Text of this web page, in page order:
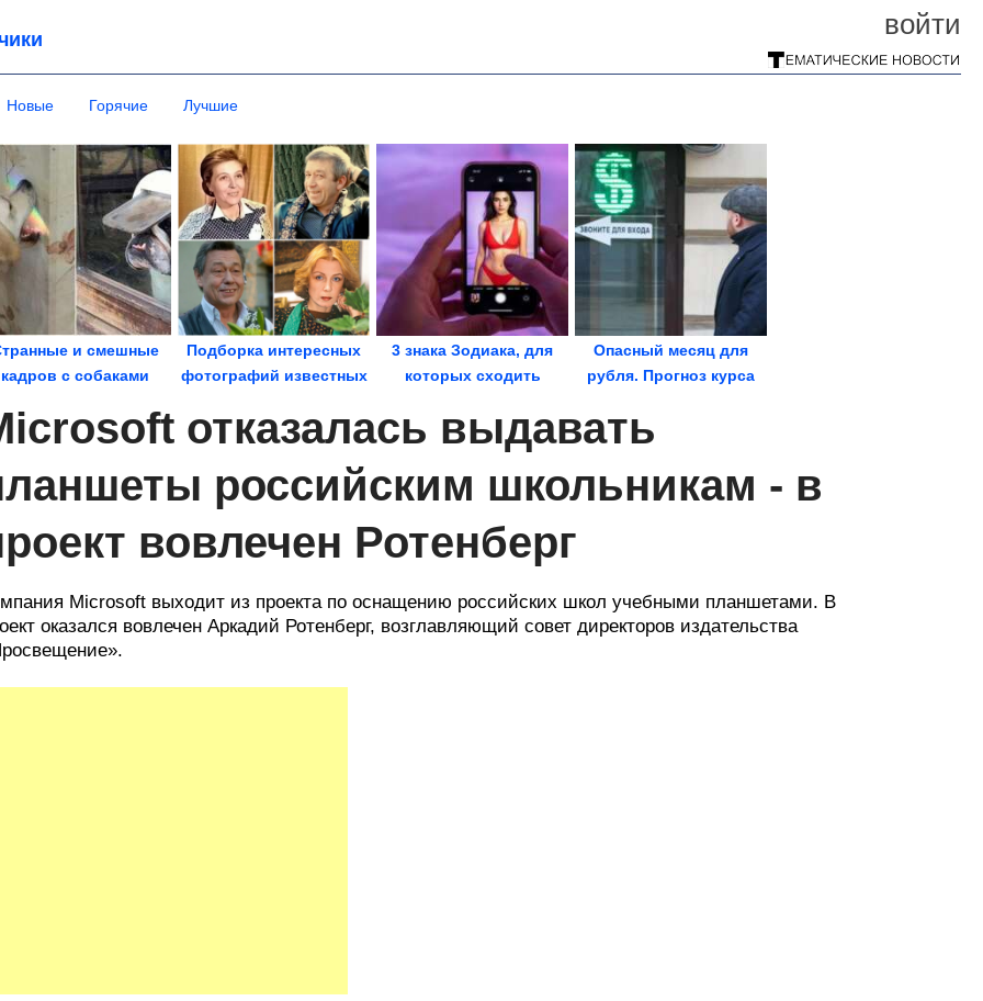
войти
Новые Горячие Лучшие
и смешные
кадров с собаками
Подборка интересных
фотографий известных
3 знака Зодиака, для
которых сходить
Опасный месяц для
рубля. Прогноз курса
отказалась выдавать
российским школьникам - в
вовлечен Ротенберг
Microsoft выходит из проекта по оснащению российских школ учебными планшетами. В
оказался вовлечен Аркадий Ротенберг, возглавляющий совет директоров издательства